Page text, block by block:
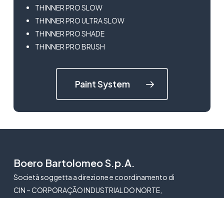
THINNER PRO SLOW
THINNER PRO ULTRA SLOW
THINNER PRO SHADE
THINNER PRO BRUSH
Paint System
Boero Bartolomeo S.p.A.
Società soggetta a direzione e coordinamento di
CIN – CORPORAÇÃO INDUSTRIAL DO NORTE,